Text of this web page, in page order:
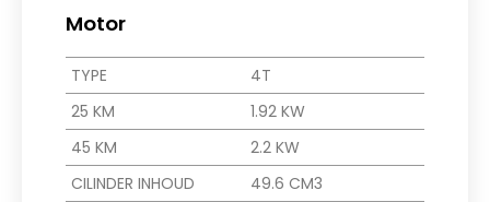
Motor
TYPE
4T
25 KM
1.92 KW
45 KM
2.2 KW
CILINDER INHOUD
49.6 CM3